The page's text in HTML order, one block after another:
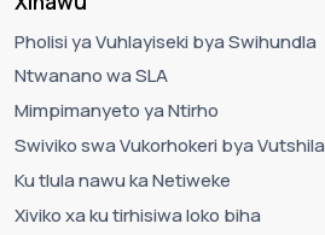
Pholisi ya Vuhlayiseki bya Swihundla
Ntwanano wa SLA
Mimpimanyeto ya Ntirho
Swiviko swa Vukorhokeri bya Vutshila
Ku tlula nawu ka Netiweke
Xiviko xa ku tirhisiwa loko biha